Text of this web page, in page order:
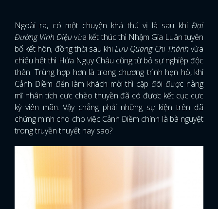
Ngoài ra, có một chuyện khá thú vị là sau khi Đại
Đường Vinh Diệuvừa kết thúc thì Nhậm Gia Luân tuyên
bố kết hôn, đồng thời sau khiLưu Quang Chi Thành vừa
chiếu hết thì Hứa Ngụy Châu cũng từ bỏ sự nghiệp độc
thân. Trùng hợp hơn là trong chương trình hẹn hò, khi
Cảnh Điềm đến làm khách mời thì cặp đôi được nàng
mĩ nhân tích cực chèo thuyền đã có được kết cục cực
kỳ viên mãn. Vậy chẳng phải những sự kiện trên đã
chứng minh cho cho việc Cảnh Điềm chính là bà nguyệt
trong truyền thuyết hay sao?